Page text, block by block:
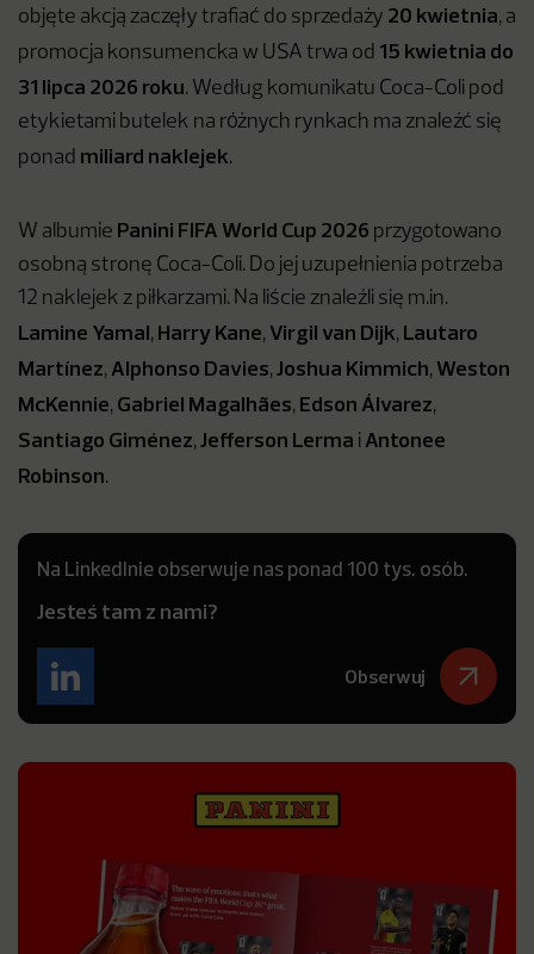
objęte akcją zaczęły trafiać do sprzedaży 20 kwietnia, a
promocja konsumencka w USA trwa od 15 kwietnia do
31 lipca 2026 roku. Według komunikatu Coca-Coli pod
etykietami butelek na różnych rynkach ma znaleźć się
ponad miliard naklejek.
W albumie Panini FIFA World Cup 2026 przygotowano
osobną stronę Coca-Coli. Do jej uzupełnienia potrzeba
12 naklejek z piłkarzami. Na liście znaleźli się m.in.
Lamine Yamal, Harry Kane, Virgil van Dijk, Lautaro
Martínez, Alphonso Davies, Joshua Kimmich, Weston
McKennie, Gabriel Magalhães, Edson Álvarez,
Santiago Giménez, Jefferson Lerma i Antonee
Robinson.
Na LinkedInie obserwuje nas ponad 100 tys. osób.
Jesteś tam z nami?
Obserwuj